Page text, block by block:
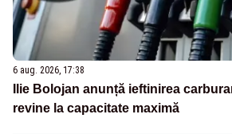
6 aug. 2026, 17:38
Ilie Bolojan anunță ieftinirea
revine la capacitate maximă